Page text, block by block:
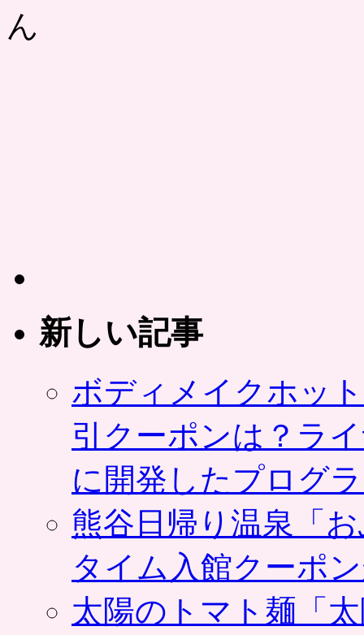
ん
新しい記事
ボディメイクホッ
引クーポンは？ラ
に開発したプログ
熊谷日帰り温泉「
タイム入館クーポ
太陽のトマト麺「